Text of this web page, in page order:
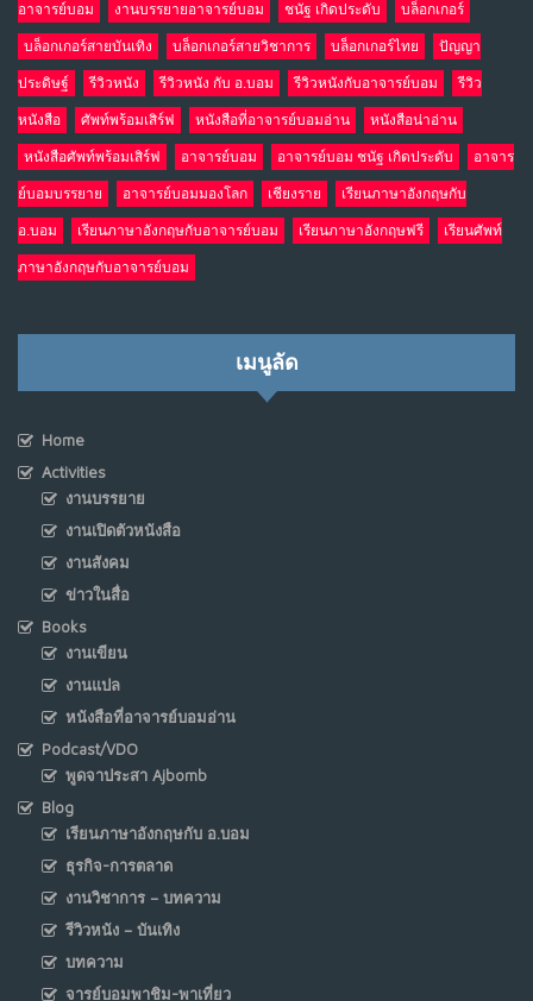
อาจารย์บอม งานบรรยายอาจารย์บอม ชนัฐ เกิดประดับ บล็อกเกอร์
บล็อกเกอร์สายบันเทิง บล็อกเกอร์สายวิชาการ บล็อกเกอร์ไทย ปัญญา
ประดิษฐ์ รีวิวหนัง รีวิวหนัง กับ อ.บอม รีวิวหนังกับอาจารย์บอม รีวิว
หนังสือ ศัพท์พร้อมเสิร์ฟ หนังสือที่อาจารย์บอมอ่าน หนังสือน่าอ่าน
หนังสือศัพท์พร้อมเสิร์ฟ อาจารย์บอม อาจารย์บอม ชนัฐ เกิดประดับ อาจาร
ย์บอมบรรยาย อาจารย์บอมมองโลก เชียงราย เรียนภาษาอังกฤษกับ
อ.บอม เรียนภาษาอังกฤษกับอาจารย์บอม เรียนภาษาอังกฤษฟรี เรียนศัพท์
ภาษาอังกฤษกับอาจารย์บอม
เมนูลัด
Home
Activities
งานบรรยาย
งานเปิดตัวหนังสือ
งานสังคม
ข่าวในสื่อ
Books
งานเขียน
งานแปล
หนังสือที่อาจารย์บอมอ่าน
Podcast/VDO
พูดจาประสา Ajbomb
Blog
เรียนภาษาอังกฤษกับ อ.บอม
ธุรกิจ-การตลาด
งานวิชาการ – บทความ
รีวิวหนัง – บันเทิง
บทความ
จารย์บอมพาชิม-พาเที่ยว